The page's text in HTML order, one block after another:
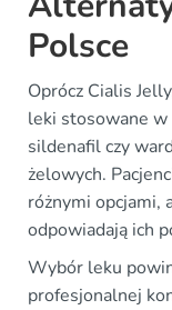
Polsce
Oprócz Cialis
leki stosowane w
sildenafil czy
żelowych.
różnymi opcjami,
odpowiadają ich
Wybór leku
profesjonalnej